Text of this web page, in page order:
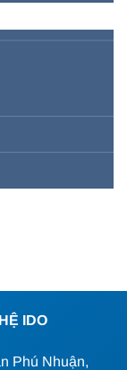
IDO
Phú Nhuận,